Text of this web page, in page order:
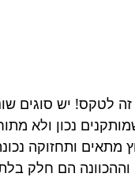
לטקס! יש סוגים
נכון ולא
מתאים ותחזוקה
וההכוונה הם חלק